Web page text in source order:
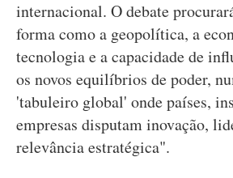
internacional. O debate
forma como a geopolítica, a
tecnologia e a capacidade de
os novos equilíbrios de poder,
'tabuleiro global' onde países,
empresas disputam inovação,
relevância estratégica".